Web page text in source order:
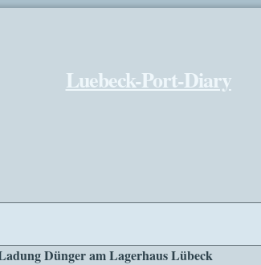
Luebeck-Port-Diary
Dünger am Lagerhaus Lübeck